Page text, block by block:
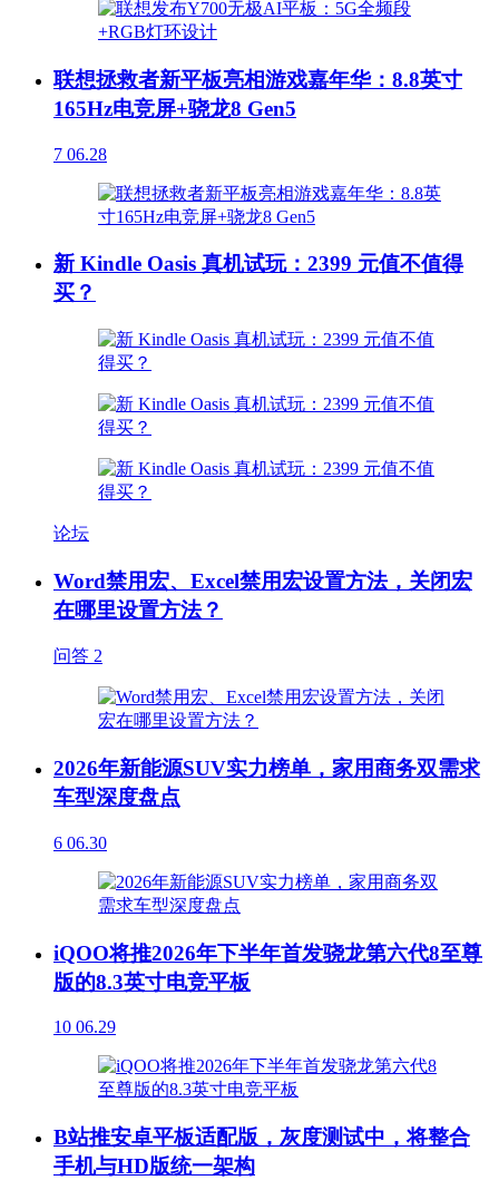
联想拯救者新平板亮相游戏嘉年华：8.8英寸
165Hz电竞屏+骁龙8 Gen5
7 06.28
新 Kindle Oasis 真机试玩：2399 元值不值得
买？
论坛
Word禁用宏、Excel禁用宏设置方法，关闭宏
在哪里设置方法？
问答 2
2026年新能源SUV实力榜单，家用商务双需求
车型深度盘点
6 06.30
iQOO将推2026年下半年首发骁龙第六代8至尊
版的8.3英寸电竞平板
10 06.29
B站推安卓平板适配版，灰度测试中，将整合
手机与HD版统一架构